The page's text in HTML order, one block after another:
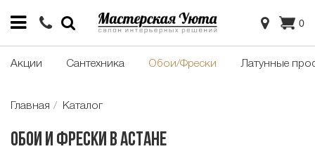
0
Акции Сантехника Обои/Фрески Латунные
Главная Каталог
Обои и фрески в Астане